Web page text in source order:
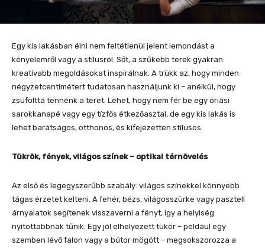
Egy kis lakásban élni nem feltétlenül jelent lemondást a
kényelemről vagy a stílusról. Sőt, a szűkebb terek gyakran
kreatívabb megoldásokat inspirálnak. A trükk az, hogy minden
négyzetcentimétert tudatosan használjunk ki – anélkül, hogy
zsúfolttá tennénk a teret. Lehet, hogy nem fér be egy óriási
sarokkanapé vagy egy tízfős étkezőasztal, de egy kis lakás is
lehet barátságos, otthonos, és kifejezetten stílusos.
Tükrök, fények, világos színek – optikai térnövelés
Az első és legegyszerűbb szabály: világos színekkel könnyebb
tágas érzetet kelteni. A fehér, bézs, világosszürke vagy pasztell
árnyalatok segítenek visszaverni a fényt, így a helyiség
nyitottabbnak tűnik. Egy jól elhelyezett tükör – például egy
szemben lévő falon vagy a bútor mögött – megsokszorozza a